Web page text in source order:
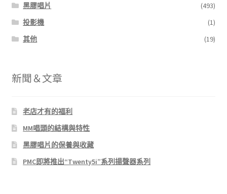
黑膠唱片
(493)
投影機
(1)
其他
(19)
新聞＆文章
老店才有的福利
MM唱頭的結構與特性
黑膠唱片的保養與收藏
PMC即將推出“Twenty5i”系列揚聲器系列